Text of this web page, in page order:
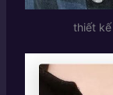
thiết